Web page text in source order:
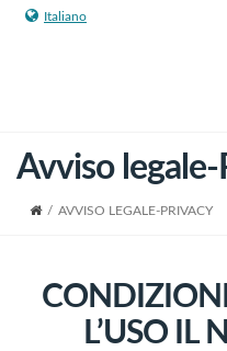
Italiano
Avviso
/ AVVISO LEGALE-PRIVACY
L’USO IL